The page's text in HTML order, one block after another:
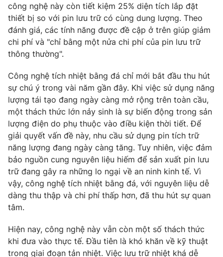
Tổng đài VTV:024.38 355 931 - 024.38 355 932
Ðiện thoại Thời báo VTV: 024.66 897 897
Email: toasoan@vtv.vn
Liên hệ quảng cáo:
024-7300.7108
® Cấm sao chép dưới mọi hình thức nếu không có sự chấp
thuận bằng văn bản. Ghi rõ nguồn VTV.vn khi phát hành lại
thông tin từ website này.
công nghệ này còn tiết kiệm 25% diện tích lắp đặt
thiết bị so với pin lưu trữ có cùng dung lượng. Theo
đánh giá, các tính năng được đề cập ở trên giúp giảm
chi phí và "chỉ bằng một nửa chi phí của pin lưu trữ
thông thường".
Công nghệ tích nhiệt bằng đá chỉ mới bắt đầu thu hút
sự chú ý trong vài năm gần đây. Khi việc sử dụng năng
lượng tái tạo đang ngày càng mở rộng trên toàn cầu,
một thách thức lớn nảy sinh là sự biến động trong sản
lượng điện do phụ thuộc vào điều kiện thời tiết. Để
giải quyết vấn đề này, nhu cầu sử dụng pin tích trữ
năng lượng đang ngày càng tăng. Tuy nhiên, việc đảm
bảo nguồn cung nguyên liệu hiếm để sản xuất pin lưu
trữ đang gây ra những lo ngại về an ninh kinh tế. Vì
vậy, công nghệ tích nhiệt bằng đá, với nguyên liệu dễ
dàng thu thập và chi phí thấp hơn, đã thu hút sự quan
tâm.
Hiện nay, công nghệ này vẫn còn một số thách thức
khi đưa vào thực tế. Đầu tiên là khó khăn về kỹ thuật
trong giai đoạn tản nhiệt. Việc lưu trữ nhiệt khá dễ